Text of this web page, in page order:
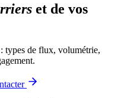
et de vos
types de flux, volumétrie,